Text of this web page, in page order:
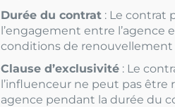
Durée du contrat: Le contrat
l’engagement entre l’agence
conditions de
Clause d’exclusivité: Le
l’influenceur ne peut pas être
agence pendant la durée du